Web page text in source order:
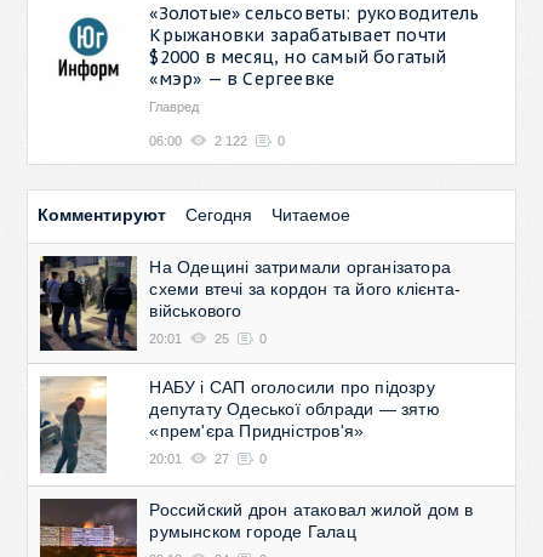
«Золотые» сельсоветы: руководитель
Крыжановки зарабатывает почти
$2000 в месяц, но самый богатый
«мэр» — в Сергеевке
Главред
06:00 2 122 0
Комментируют Сегодня Читаемое
На Одещині затримали організатора
схеми втечі за кордон та його клієнта-
військового
20:01 25 0
НАБУ і САП оголосили про підозру
депутату Одеської облради — зятю
«прем'єра Придністров'я»
20:01 27 0
Российский дрон атаковал жилой дом в
румынском городе Галац